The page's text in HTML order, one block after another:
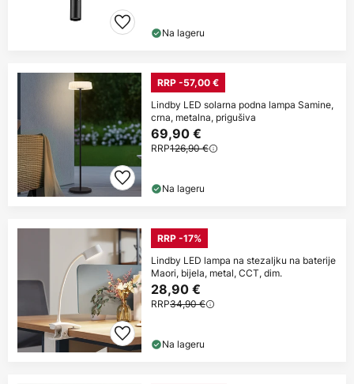
Na lageru
RRP -57,00 €
Lindby LED solarna podna lampa Samine,
crna, metalna, prigušiva
69,90 €
RRP126,90 €
Na lageru
RRP -17%
Lindby LED lampa na stezaljku na baterije
Maori, bijela, metal, CCT, dim.
28,90 €
RRP34,90 €
Na lageru